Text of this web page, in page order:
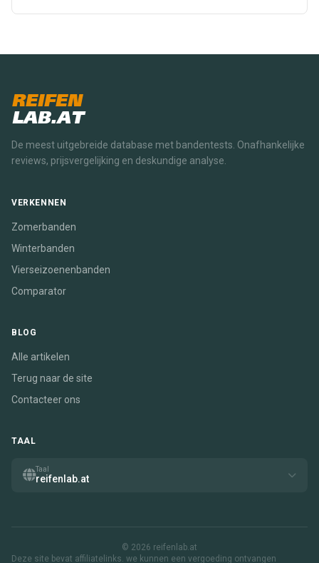
REIFEN
LAB.AT
De meest uitgebreide database met bandentests. Onafhankelijke
reviews, prijsvergelijking en deskundige analyse.
VERKENNEN
Zomerbanden
Winterbanden
Vierseizoenenbanden
Comparator
BLOG
Alle artikelen
Terug naar de site
Contacteer ons
TAAL
Taal
reifenlab.at
© 2026 reifenlab.at
Deze site bevat affiliatelinks. we kunnen een vergoeding ontvangen